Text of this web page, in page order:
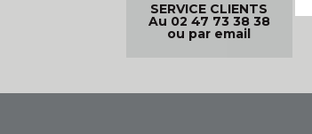
SERVICE CLIENTS
Au 02 47 73 38 38
ou par email